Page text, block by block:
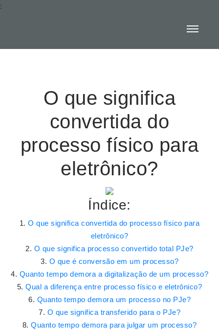
:
O que significa
convertida do
processo físico para
eletrônico?
Índice:
O que significa convertida do processo físico para
eletrônico?
O que significa processo convertido total PJe?
O que é conversão em um processo?
Quanto tempo demora a digitalização de um processo?
Qual a diferença entre processo físico e eletrônico?
Quanto tempo demora um processo no PJe?
O que significa transferido para o PJe?
Quanto tempo demora para julgar um processo?